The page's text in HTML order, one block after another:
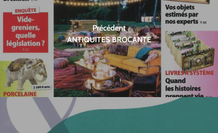
Précédent
ANTIQUITES BROCANTE